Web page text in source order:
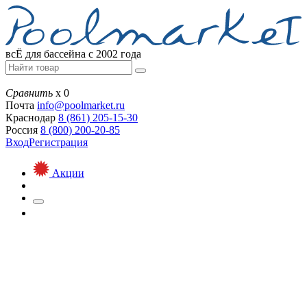
всЁ для бассейна с 2002 года
Сравнить х 0
Почта info@poolmarket.ru
Краснодар 8 (861) 205-15-30
Россия 8 (800) 200-20-85
ВходРегистрация
Акции